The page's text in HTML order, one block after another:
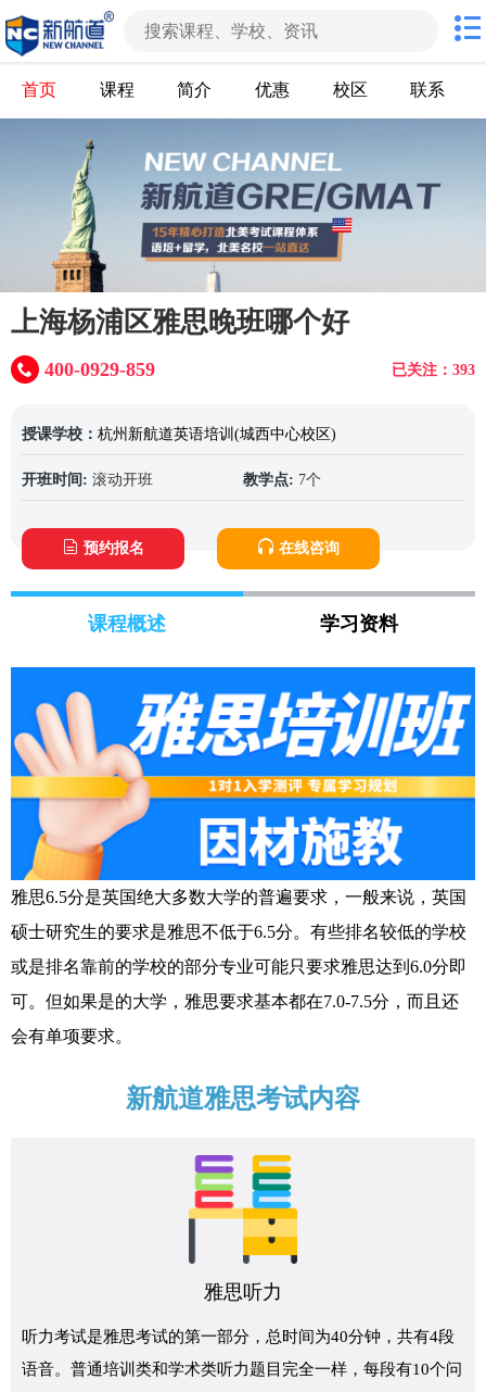
首页 课程 简介 优惠 校区 联系
上海杨浦区雅思晚班哪个好
已关注：393
400-0929-859
授课学校： 杭州新航道英语培训(城西中心校区)
开班时间: 滚动开班 教学点: 7个
预约报名 在线咨询
课程概述 学习资料
雅思6.5分是英国绝大多数大学的普遍要求，一般来说，英国
硕士研究生的要求是雅思不低于6.5分。有些排名较低的学校
或是排名靠前的学校的部分专业可能只要求雅思达到6.0分即
可。但如果是的大学，雅思要求基本都在7.0-7.5分，而且还
会有单项要求。
新航道雅思考试内容
雅思听力
听力考试是雅思考试的第一部分，总时间为40分钟，共有4段
语音。普通培训类和学术类听力题目完全一样，每段有10个问